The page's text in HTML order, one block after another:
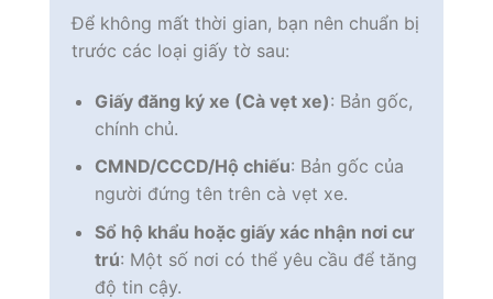
Để không mất thời gian, bạn nên chuẩn bị
trước các loại giấy tờ sau:
Giấy đăng ký xe (Cà vẹt xe): Bản gốc,
chính chủ.
CMND/CCCD/Hộ chiếu: Bản gốc của
người đứng tên trên cà vẹt xe.
Sổ hộ khẩu hoặc giấy xác nhận nơi cư
trú: Một số nơi có thể yêu cầu để tăng
độ tin cậy.